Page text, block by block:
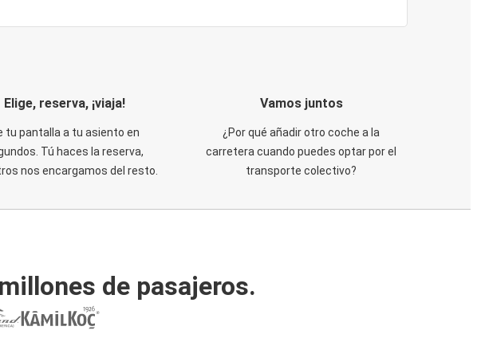
Elige, reserva, ¡viaja!
tu pantalla a tu asiento en
Tú haces la reserva,
nos encargamos del resto.
Vamos juntos
¿Por qué añadir otro coche a la
carretera cuando puedes optar por el
transporte colectivo?
de pasajeros.